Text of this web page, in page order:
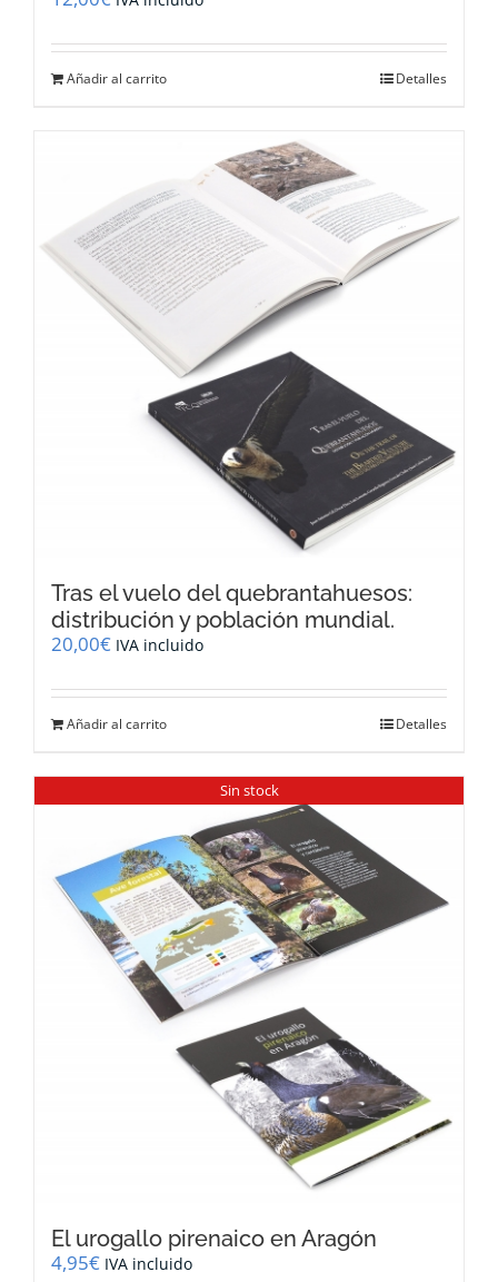
Añadir al carrito Detalles
Tras el vuelo del quebrantahuesos:
distribución y población mundial.
20,00€ IVA incluido
Añadir al carrito Detalles
Sin stock
El urogallo pirenaico en Aragón
4,95€ IVA incluido